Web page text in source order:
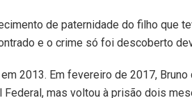
de paternidade do filho que
e o crime só foi descoberto
2013. Em fevereiro de 2017,
Federal, mas voltou à prisão dois